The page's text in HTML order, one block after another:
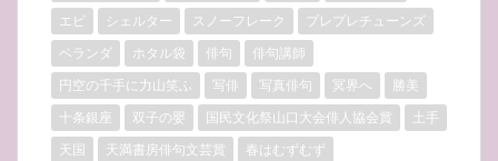
エビ
シェルター スノーフレーク
プレプレチューンズ
ベランダ
ホタル袋 俳句
俳句講師
円空の千手に力山笑ふ
写俳 写真俳句 冥界へ
勝美
十条銀座
双子の嬰 国民文化祭山口大会俳人協会賞
土手
天国
天満書房俳句文芸賞
春はむずむず